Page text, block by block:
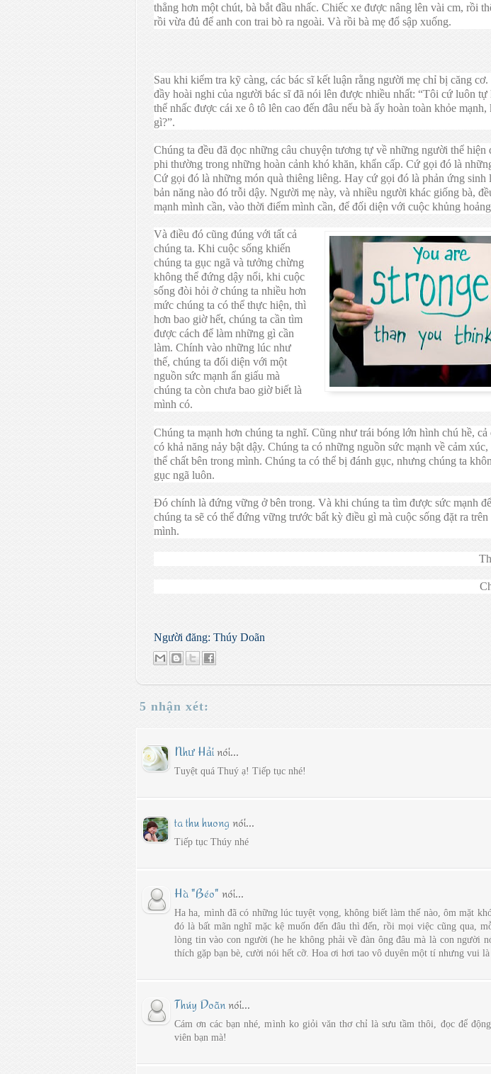
thẳng hơn một chút, bà bắt đầu nhấc. Chiếc xe được nâng lên vài cm, rồi
rồi vừa đủ để anh con trai bò ra ngoài. Và rồi bà mẹ đổ sập xuống.
Sau khi kiểm tra kỹ càng, các bác sĩ kết luận rằng người mẹ chỉ bị căng
đầy hoài nghi của người bác sĩ đã nói lên được nhiều nhất: “Tôi cứ luôn tự
thể nhấc được cái xe ô tô lên cao đến đâu nếu bà ấy hoàn toàn khỏe mạnh,
gì?”.
Chúng ta đều đã đọc những câu chuyện tương tự về những người thể hiện
phi thường trong những hoàn cảnh khó khăn, khẩn cấp. Cứ gọi đó là
Cứ gọi đó là những món quà thiêng liêng. Hay cứ gọi đó là phản ứng sinh
bản năng nào đó trỗi dậy. Người mẹ này, và nhiều người khác giống bà,
mạnh mình cần, vào thời điểm mình cần, để đối diện với cuộc khủng
Và điều đó cũng đúng với tất cả
chúng ta. Khi cuộc sống khiến
chúng ta gục ngã và tưởng chừng
không thể đứng dậy nổi, khi cuộc
sống đòi hỏi ở chúng ta nhiều hơn
mức chúng ta có thể thực hiện, thì
hơn bao giờ hết, chúng ta cần tìm
được cách để làm những gì cần
làm. Chính vào những lúc như
thế, chúng ta đối diện với một
nguồn sức mạnh ẩn giấu mà
chúng ta còn chưa bao giờ biết là
mình có.
Chúng ta mạnh hơn chúng ta nghĩ. Cũng như trái bóng lớn hình chú hề, cả
có khả năng nảy bật dậy. Chúng ta có những nguồn sức mạnh về cảm xúc,
thể chất bên trong mình. Chúng ta có thể bị đánh gục, nhưng chúng ta
gục ngã luôn.
Đó chính là đứng vững ở bên trong. Và khi chúng ta tìm được sức mạnh
chúng ta sẽ có thể đứng vững trước bất kỳ điều gì mà cuộc sống đặt ra
mình.
Người đăng: Thúy Doãn
5 nhận xét:
Như Hải nói...
Tuyệt quá Thuý ạ! Tiếp tục nhé!
ta thu huong nói...
Tiếp tục Thúy nhé
Hà "Béo" nói...
Ha ha, mình đã có những lúc tuyệt vọng, không biết làm thế nào, ôm mặt
đó là bất mãn nghĩ mặc kệ muốn đến đâu thì đến, rồi mọi việc cũng qua,
lòng tin vào con người (he he không phải về đàn ông đâu mà là con người
thích gặp bạn bè, cười nói hết cỡ. Hoa ơi hơi tao vô duyên một tí nhưng vui là
Thúy Doãn nói...
Cám ơn các bạn nhé, mình ko giỏi văn thơ chỉ là sưu tầm thôi, đọc để
viên bạn mà!